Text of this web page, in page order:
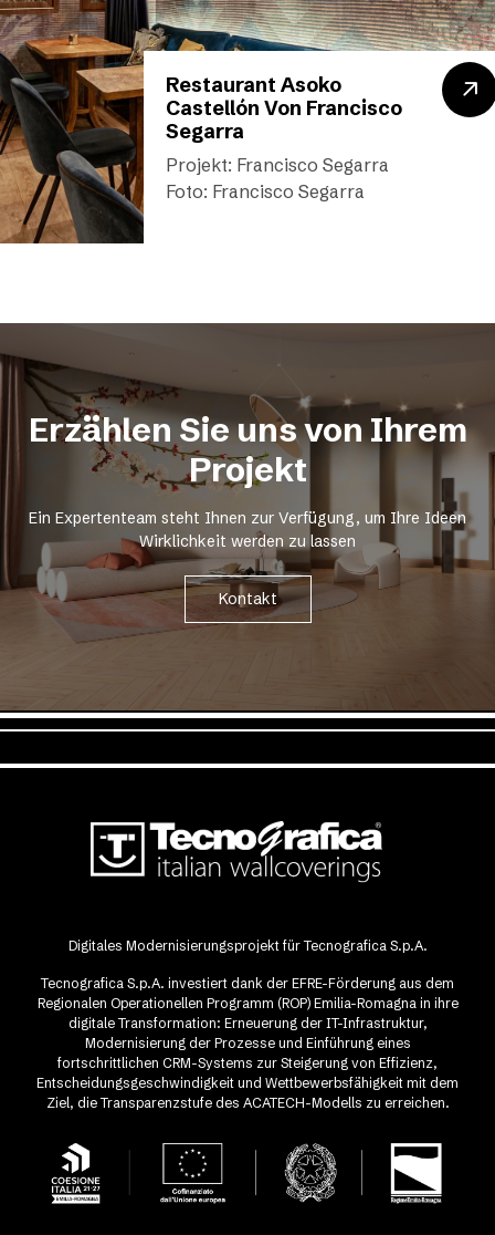
Restaurant Asoko
Castellón Von Francisco
Segarra
Projekt: Francisco Segarra
Foto: Francisco Segarra
Erzählen Sie uns von Ihrem
Projekt
Ein Expertenteam steht Ihnen zur Verfügung, um Ihre Ideen
Wirklichkeit werden zu lassen
Kontakt
Digitales Modernisierungsprojekt für Tecnografica S.p.A.
Tecnografica S.p.A. investiert dank der EFRE-Förderung aus dem
Regionalen Operationellen Programm (ROP) Emilia-Romagna in ihre
digitale Transformation: Erneuerung der IT-Infrastruktur,
Modernisierung der Prozesse und Einführung eines
fortschrittlichen CRM-Systems zur Steigerung von Effizienz,
Entscheidungsgeschwindigkeit und Wettbewerbsfähigkeit mit dem
Ziel, die Transparenzstufe des ACATECH-Modells zu erreichen.